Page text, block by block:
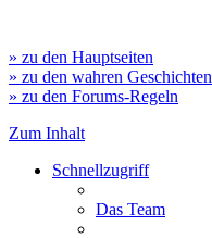
» zu den Hauptseiten
» zu den wahren Geschichten
» zu den Forums-Regeln
Zum Inhalt
Schnellzugriff
Das Team